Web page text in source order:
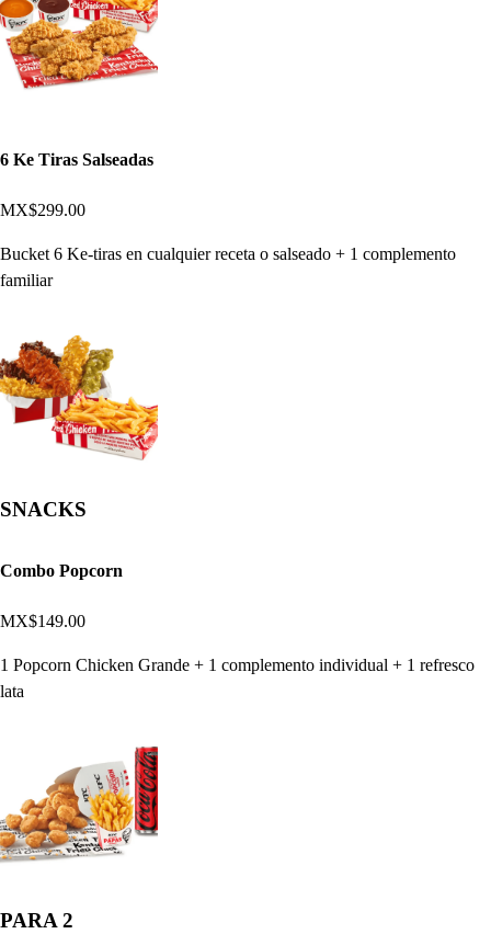
6 Ke Tiras Salseadas
MX$299.00
Bucket 6 Ke-tiras en cualquier receta o salseado + 1 complemento
familiar
SNACKS
Combo Popcorn
MX$149.00
1 Popcorn Chicken Grande + 1 complemento individual + 1 refresco
lata
PARA 2